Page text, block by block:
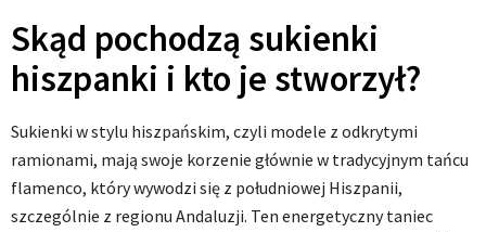
Skąd pochodzą sukienki
hiszpanki i kto je stworzył?
Sukienki w stylu hiszpańskim, czyli modele z odkrytymi
ramionami, mają swoje korzenie głównie w tradycyjnym tańcu
flamenco, który wywodzi się z południowej Hiszpanii,
szczególnie z regionu Andaluzji. Ten energetyczny taniec